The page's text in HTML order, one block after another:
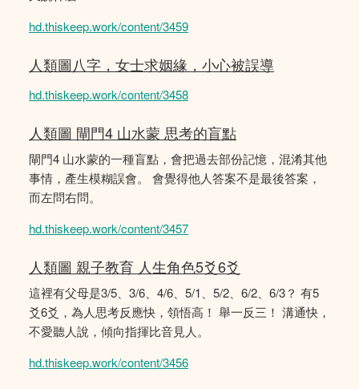
hd.thiskeep.work/content/3459
人類圖八字，女士求姻緣，小心被誤導
hd.thiskeep.work/content/3458
人類圖 閘門4 山水蒙 思考的盲點
閘門4 山水蒙的一種盲點，會把過去部份記憶，混淆其他
事情，產生模糊誤會。 會覺得他人答案不是最後答案，
而左問右問。
hd.thiskeep.work/content/3457
人類圖 親子教育 人生角色5爻6爻
這裡有父母是3/5、3/6、4/6、5/1、5/2、6/2、6/3？ 有5
爻6爻，為人思考反應快，領悟高！ 舉一反三！ 溝通快，
不愛聽人說，傾向指揮比音見人。
hd.thiskeep.work/content/3456